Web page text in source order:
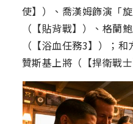
使】）、喬漢姆飾演「
（【貼背戰】）、格蘭
（【浴血任務3】）；
贊斯基上將（【捍衛戰